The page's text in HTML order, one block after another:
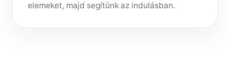
elemeket, majd segítünk az indulásban.